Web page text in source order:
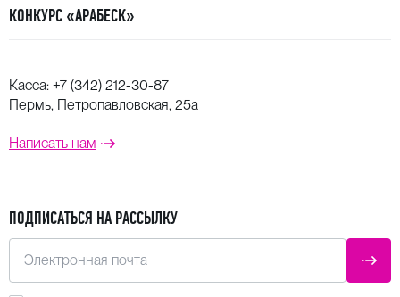
КОНКУРС «АРАБЕСК»
Касса: +7 (342) 212-30-87
Пермь, Петропавловская, 25а
Написать нам
ПОДПИСАТЬСЯ НА РАССЫЛКУ
Электронная почта